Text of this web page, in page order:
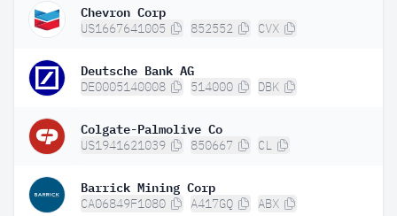
Chevron Corp
US1667641005 852552 CVX
Deutsche Bank AG
DE0005140008 514000 DBK
Colgate-Palmolive Co
US1941621039 850667 CL
Barrick Mining Corp
CA06849F1080 A417GQ ABX